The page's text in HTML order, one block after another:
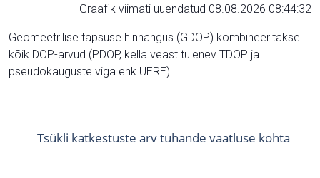
Graafik viimati uuendatud 08.08.2026 08:44:32
Geomeetrilise täpsuse hinnangus (GDOP) kombineeritakse
kõik DOP-arvud (PDOP, kella veast tulenev TDOP ja
pseudokauguste viga ehk UERE).
Tsükli katkestuste arv tuhande vaatluse kohta